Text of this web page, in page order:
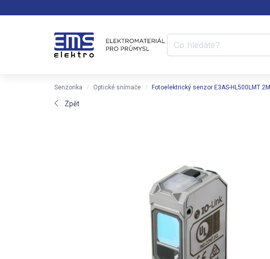
Senzorika Optické snímače Fotoelektrický senzor E3AS-HL500LMT 2M
Zpět